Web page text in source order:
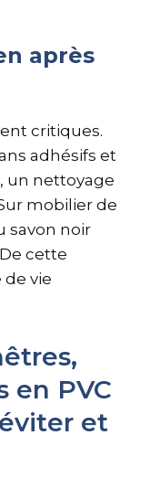
après
critiques.
adhésifs et
un nettoyage
mobilier de
savon noir
cette
vie
en PVC
et